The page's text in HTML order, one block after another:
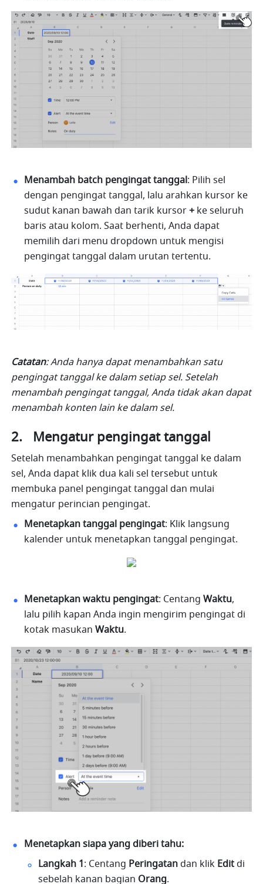
Menambah batch pengingat tanggal: Pilih sel
dengan pengingat tanggal, lalu arahkan kursor ke
sudut kanan bawah dan tarik kursor + ke seluruh
baris atau kolom. Saat berhenti, Anda dapat
memilih dari menu dropdown untuk mengisi
pengingat tanggal dalam urutan tertentu.
Catatan: Anda hanya dapat menambahkan satu
pengingat tanggal ke dalam setiap sel. Setelah
menambah pengingat tanggal, Anda tidak akan dapat
menambah konten lain ke dalam sel.
2.   Mengatur pengingat tanggal
Setelah menambahkan pengingat tanggal ke dalam
sel, Anda dapat klik dua kali sel tersebut untuk
membuka panel pengingat tanggal dan mulai
mengatur perincian pengingat.
Menetapkan tanggal pengingat: Klik langsung
kalender untuk menetapkan tanggal pengingat.
Menetapkan waktu pengingat: Centang Waktu,
lalu pilih kapan Anda ingin mengirim pengingat di
kotak masukan Waktu.
Menetapkan siapa yang diberi tahu:
Langkah 1: Centang Peringatan dan klik Edit di
sebelah kanan bagian Orang.